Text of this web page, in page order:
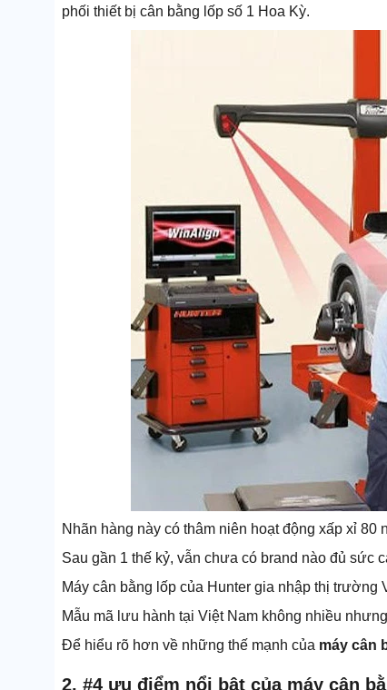
phối thiết bị cân bằng lốp số 1 Hoa Kỳ.
Nhãn hàng này có thâm niên hoạt động xấp xỉ
Sau gần 1 thế kỷ, vẫn chưa có brand nào đủ sức
Máy cân bằng lốp của Hunter gia nhập thị trường
Mẫu mã lưu hành tại Việt Nam không nhiều
Để hiểu rõ hơn về những thế mạnh của máy cân
2. #4 ưu điểm nổi bật của máy cân